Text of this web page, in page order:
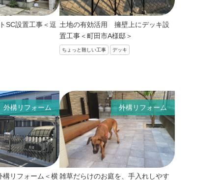
SC設置工事＜逗 土地の有効活用 擁壁上にデッキ設
置工事＜町田市A様邸＞
ちょっと難しい工事 デッキ
外構リフォーム
構リフォーム＜横
外構リフォーム
雑草だらけのお庭を、手入れしやす